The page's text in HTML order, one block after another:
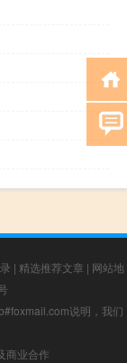
| 精选推荐文章 | 网站地
说明，我们
商业合作